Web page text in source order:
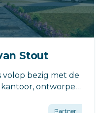
Stout
bezig met de
kantoor, ontworpen
Partner